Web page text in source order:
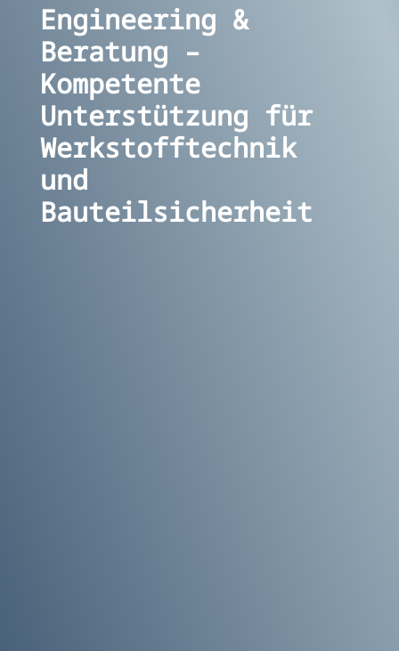
Engineering &
Beratung –
Kompetente
Unterstützung für
Werkstofftechnik
und
Bauteilsicherheit